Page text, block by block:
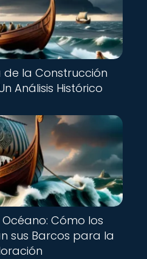
de la Construcción
Análisis Histórico
Cómo los
sus Barcos para la